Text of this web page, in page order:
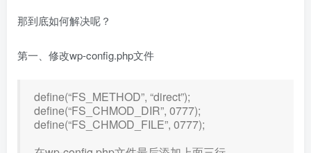
那到底如何解决呢？
第一、修改wp-config.php文件
define(“FS_METHOD”, “direct”);
define(“FS_CHMOD_DIR”, 0777);
define(“FS_CHMOD_FILE”, 0777);